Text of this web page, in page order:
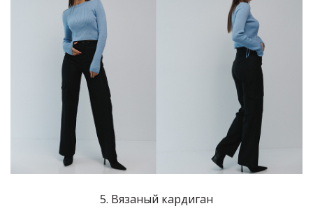
5. Вязаный кардиган